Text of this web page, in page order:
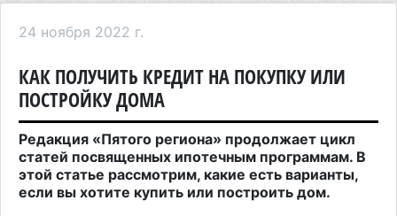
24 ноября 2022 г.
КАК ПОЛУЧИТЬ КРЕДИТ НА ПОКУПКУ ИЛИ
ПОСТРОЙКУ ДОМА
Редакция «Пятого региона» продолжает цикл
статей посвященных ипотечным программам. В
этой статье рассмотрим, какие есть варианты,
если вы хотите купить или построить дом.